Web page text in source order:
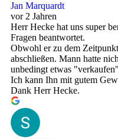
Jan Marquardt
vor 2 Jahren
Herr Hecke hat uns super
Fragen beantwortet.
Obwohl er zu dem
abschließen. Mann hatte
unbedingt etwas
Ich kann Ihn mit gutem
Dank Herr Hecke.